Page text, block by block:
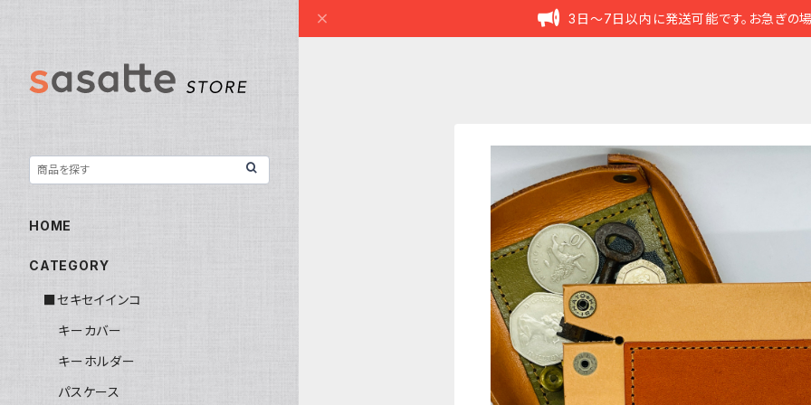
3日～7日以内に発送可能です。お急ぎの
HOME
CATEGORY
■セキセイインコ
キーカバー
キーホルダー
パスケース